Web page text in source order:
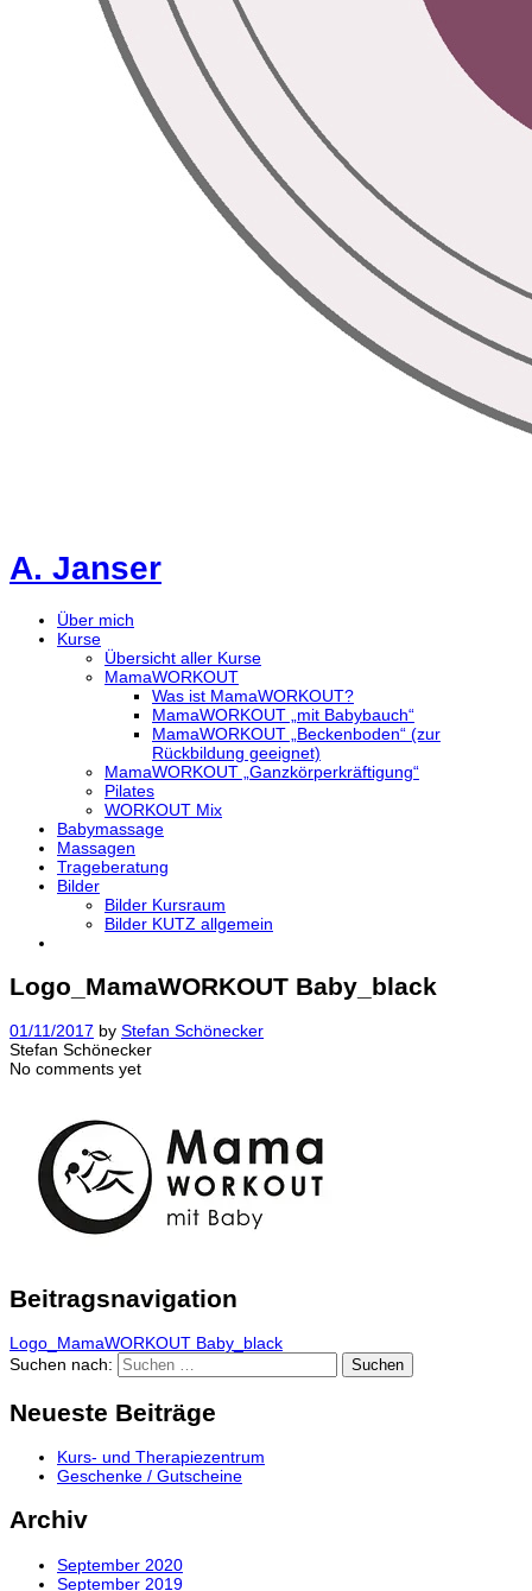
A. Janser
Über mich
Kurse
Übersicht aller Kurse
MamaWORKOUT
Was ist MamaWORKOUT?
MamaWORKOUT „mit Babybauch“
MamaWORKOUT „Beckenboden“ (zur
Rückbildung geeignet)
MamaWORKOUT „Ganzkörperkräftigung“
Pilates
WORKOUT Mix
Babymassage
Massagen
Trageberatung
Bilder
Bilder Kursraum
Bilder KUTZ allgemein
Logo_MamaWORKOUT Baby_black
01/11/2017 by Stefan Schönecker
Stefan Schönecker
No comments yet
Beitragsnavigation
Logo_MamaWORKOUT Baby_black
Suchen nach:
Neueste Beiträge
Kurs- und Therapiezentrum
Geschenke / Gutscheine
Archiv
September 2020
September 2019